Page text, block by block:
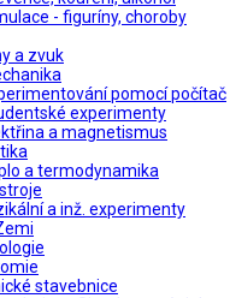
- figuríny, choroby
a zvuk
pomocí počítač
experimenty
a magnetismus
a termodynamika
a inž. experimenty
stavebnice